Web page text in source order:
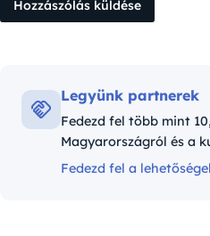
Legyünk partnerek
Fedezd fel több mint
Magyarországról és a
Fedezd fel a